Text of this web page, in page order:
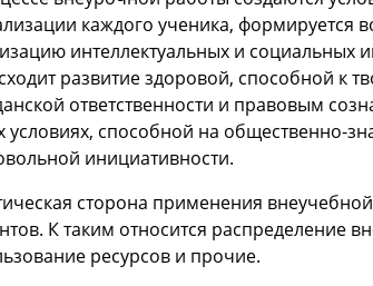
каждого ученика,
интеллектуальных и социальных
развитие здоровой, способной к
ответственности и правовым
условиях, способной на общественно-
инициативности.
сторона применения
К таким относится распределение
ресурсов и прочие.